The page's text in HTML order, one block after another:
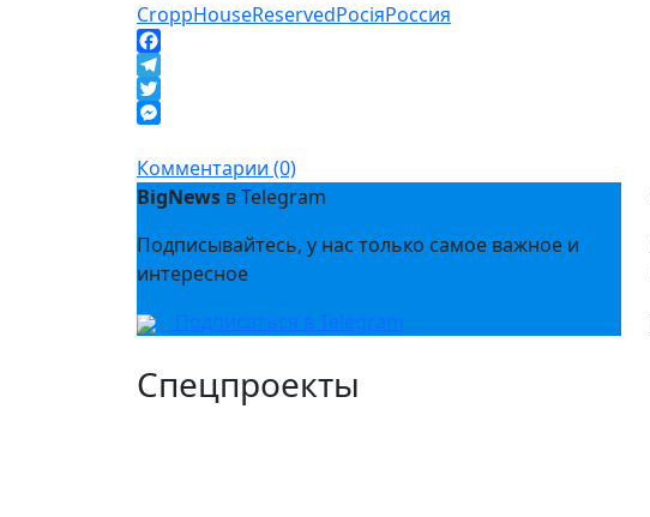
CroppHouseReservedРосіяРоссия
Facebook
Telegram
Twitter
Комментарии (0)
BigNews в Telegram
Подписывайтесь, у нас только самое важное и
интересное
Подписаться в Telegram
Спецпроекты